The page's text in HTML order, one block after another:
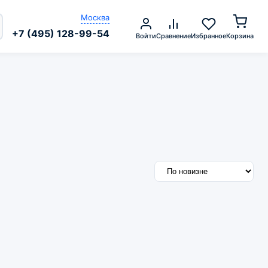
Москва
+7 (495) 128-99-54 ВойтиСравнениеИзбранноеКорзина